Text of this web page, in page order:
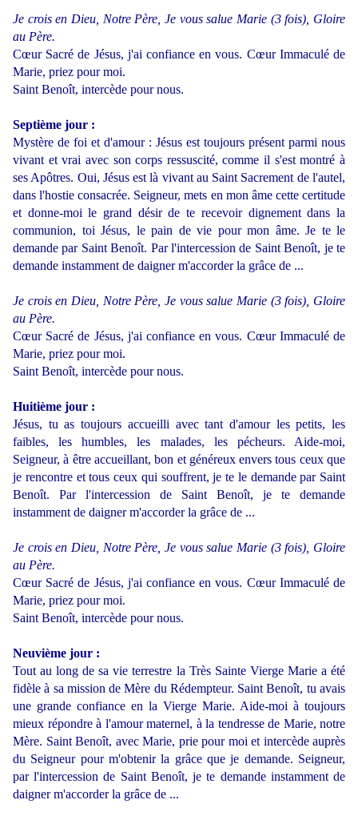
Je crois en Dieu, Notre Père, Je vous salue Marie (3 fois), Gloire
au Père.
Cœur Sacré de Jésus, j'ai confiance en vous. Cœur Immaculé de
Marie, priez pour moi.
Saint Benoît, intercède pour nous.
Septième jour :
Mystère de foi et d'amour : Jésus est toujours présent parmi nous
vivant et vrai avec son corps ressuscité, comme il s'est montré à
ses Apôtres. Oui, Jésus est là vivant au Saint Sacrement de l'autel,
dans l'hostie consacrée. Seigneur, mets en mon âme cette certitude
et donne-moi le grand désir de te recevoir dignement dans la
communion, toi Jésus, le pain de vie pour mon âme. Je te le
demande par Saint Benoît. Par l'intercession de Saint Benoît, je te
demande instamment de daigner m'accorder la grâce de ...
Je crois en Dieu, Notre Père, Je vous salue Marie (3 fois), Gloire
au Père.
Cœur Sacré de Jésus, j'ai confiance en vous. Cœur Immaculé de
Marie, priez pour moi.
Saint Benoît, intercède pour nous.
Huitième jour :
Jésus, tu as toujours accueilli avec tant d'amour les petits, les
faibles, les humbles, les malades, les pécheurs. Aide-moi,
Seigneur, à être accueillant, bon et généreux envers tous ceux que
je rencontre et tous ceux qui souffrent, je te le demande par Saint
Benoît. Par l'intercession de Saint Benoît, je te demande
instamment de daigner m'accorder la grâce de ...
Je crois en Dieu, Notre Père, Je vous salue Marie (3 fois), Gloire
au Père.
Cœur Sacré de Jésus, j'ai confiance en vous. Cœur Immaculé de
Marie, priez pour moi.
Saint Benoît, intercède pour nous.
Neuvième jour :
Tout au long de sa vie terrestre la Très Sainte Vierge Marie a été
fidèle à sa mission de Mère du Rédempteur. Saint Benoît, tu avais
une grande confiance en la Vierge Marie. Aide-moi à toujours
mieux répondre à l'amour maternel, à la tendresse de Marie, notre
Mère. Saint Benoît, avec Marie, prie pour moi et intercède auprès
du Seigneur pour m'obtenir la grâce que je demande. Seigneur,
par l'intercession de Saint Benoît, je te demande instamment de
daigner m'accorder la grâce de ...